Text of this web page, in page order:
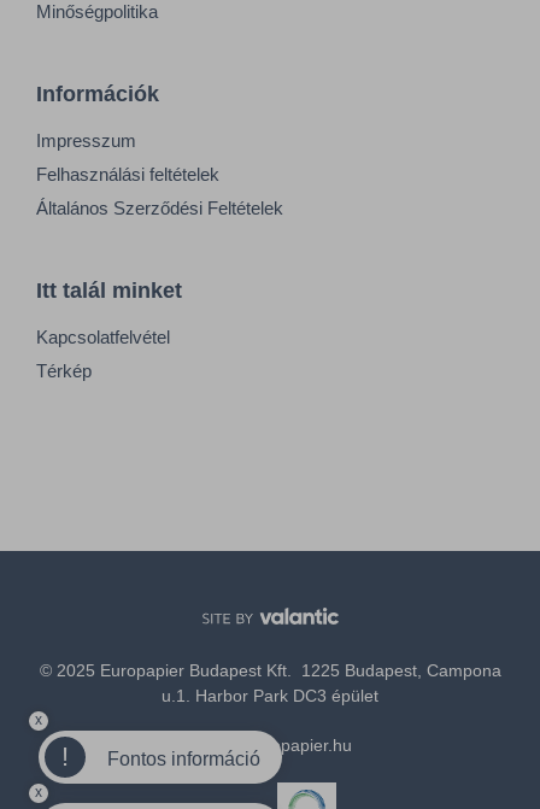
Minőségpolitika
Információk
Impresszum
Felhasználási feltételek
Általános Szerződési Feltételek
Itt talál minket
Kapcsolatfelvétel
Térkép
© 2025 Europapier Budapest Kft. 1225 Budapest, Campona
u.1. Harbor Park DC3 épület
office@europapier.hu
! Fontos információ
x
x